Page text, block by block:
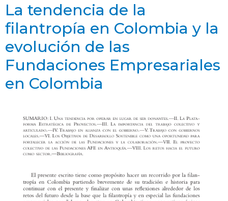
La tendencia de la
filantropía en Colombia y la
evolución de las
Fundaciones Empresariales
en Colombia